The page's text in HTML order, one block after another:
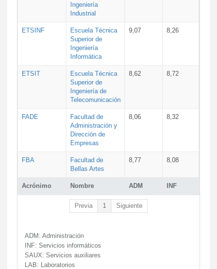
Acrónimo Nombre ADM INF
Ingeniería
Industrial
ETSINF
Escuela Técnica
Superior de
Ingeniería
Informática
9,07 8,26
ETSIT
Escuela Técnica
Superior de
Ingeniería de
Telecomunicación
8,62 8,72
FADE
Facultad de
Administración y
Dirección de
Empresas
8,06 8,32
FBA
Facultad de
Bellas Artes
8,77 8,08
Previa 1 Siguiente
ADM: Administración
INF: Servicios informáticos
SAUX: Servicios auxiliares
LAB: Laboratorios